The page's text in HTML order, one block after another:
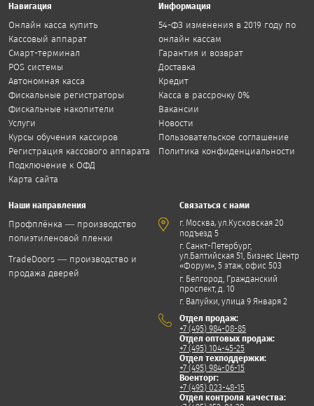
Навигация
Онлайн касса купить
Кассовый аппарат
Смарт-терминал
POS системы
Автономная касса
Фискальные регистраторы
Фискальные накопители
Услуги
Курсы обучения кассиров
Регистрация кассового аппарата
Подключение к ОФД
Карта сайта
Информация
54-ФЗ изменения в 2019 году по
онлайн кассам
Гарантия и возврат
Доставка
Кредит
Касса в рассрочку 0%
Вакансии
Новости
Пользовательское соглашение
Политика конфиденциальности
Наши направления
Профплёнка — производство
полиэтиленовой пленки
TradeDoors — производство и
продажа дверей
Связаться с нами
г. Москва,ул.Кусковская 20
подъезд 5
г. Санкт-Петербург,
ул.Балтийская 51, Бизнес Центр
«Форум», 5 этаж, офис 503
г. Белгород, Гражданский
проспект, д. 10
г. Валуйки, улица 9 Января 2
Отдел продаж:
+7 (495) 984-08-85
Отдел оптовых продаж:
+7 (495) 104-45-25
Отдел техподдержки:
+7 (495) 984-06-15
Военторг:
+7 (495) 023-48-15
Отдел контроля качества: